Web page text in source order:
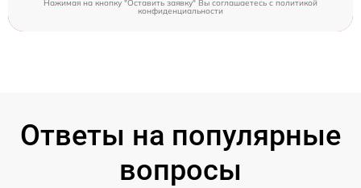
Нажимая на кнопку "Оставить заявку" Вы соглашаетесь cполитикой
конфиденциальности
Ответы на популярные
вопросы